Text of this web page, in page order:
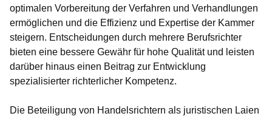
optimalen Vorbereitung der Verfahren und Verhandlungen
ermöglichen und die Effizienz und Expertise der Kammer
steigern. Entscheidungen durch mehrere Berufsrichter
bieten eine bessere Gewähr für hohe Qualität und leisten
darüber hinaus einen Beitrag zur Entwicklung
spezialisierter richterlicher Kompetenz.
Die Beteiligung von Handelsrichtern als juristischen Laien